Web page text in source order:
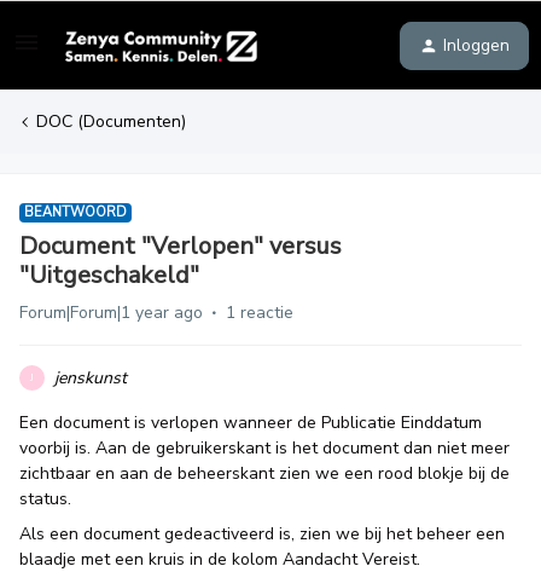
Inloggen
DOC (Documenten)
BEANTWOORD
Document "Verlopen" versus
"Uitgeschakeld"
Forum|Forum|1 year ago 1 reactie
J
jenskunst
Een document is verlopen wanneer de Publicatie Einddatum
voorbij is. Aan de gebruikerskant is het document dan niet meer
zichtbaar en aan de beheerskant zien we een rood blokje bij de
status.
Als een document gedeactiveerd is, zien we bij het beheer een
blaadje met een kruis in de kolom Aandacht Vereist.